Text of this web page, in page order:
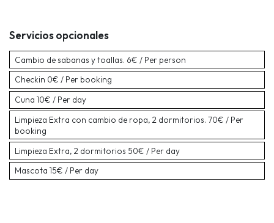
Servicios opcionales
Cambio de sabanas y toallas. 6€ / Per person
Checkin 0€ / Per booking
Cuna 10€ / Per day
Limpieza Extra con cambio de ropa, 2 dormitorios. 70€ / Per
booking
Limpieza Extra, 2 dormitorios 50€ / Per day
Mascota 15€ / Per day